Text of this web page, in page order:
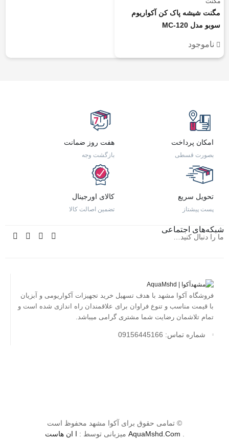
مگنت شیشه پاک کن آکواریوم
سوبو مدل MC-120
ناموجود
امکان پرداخت
بصورت قسطی
هفت روز ضمانت
بازگشت وجه
تحویل سریع
پست پیشتاز
کالای اورجینال
تضمین اصالت کالا
شبکه‌های اجتماعی
ما را دنبال کنید…
فروشگاه آکوا مشهد با هدف تسهیل خرید تجهیزات آکواریومی و آبزیان
با قیمت مناسب و تنوع فراوان برای علاقمندان راه اندازی شده است و
تمام تلاشمان رضایت شما مشتری گرامی میباشد.
شماره تماس: 09156445166
© تمامی حقوق برای آکوا مشهد محفوظ است
AquaMshd.Com میزبانی توسط : ا ان هاست